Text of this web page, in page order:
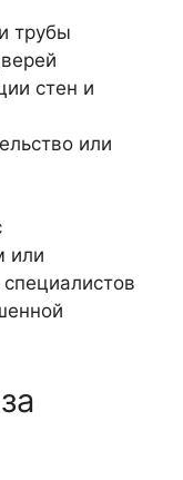
трубы
стен и
или
или